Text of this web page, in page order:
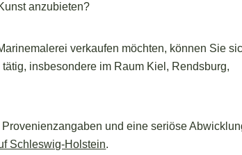
anzubieten?
verkaufen möchten, können Sie
insbesondere im Raum Kiel, Rendsburg,
und eine seriöse
Schleswig-Holstein.